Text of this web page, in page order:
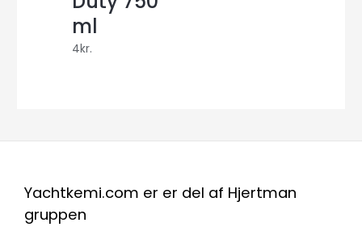
ml
4kr.
Yachtkemi.com er er del af Hjertman
gruppen